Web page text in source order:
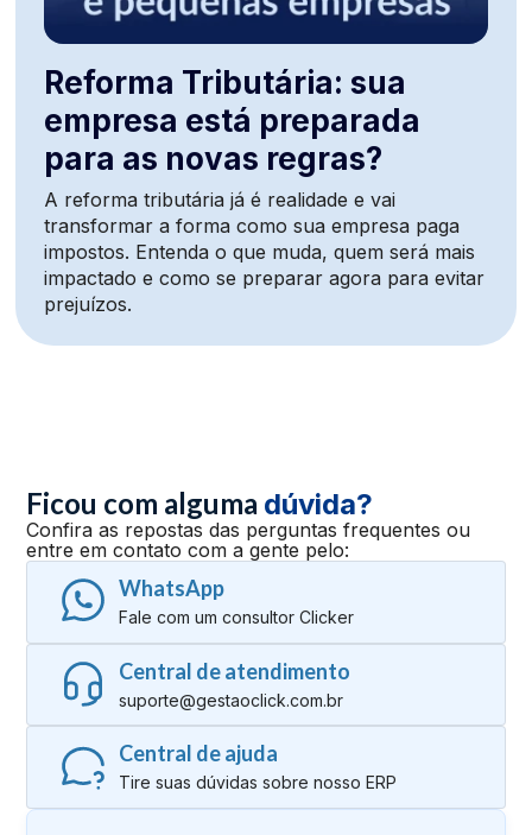
Reforma Tributária: sua
empresa está preparada
para as novas regras?
A reforma tributária já é realidade e vai
transformar a forma como sua empresa paga
impostos. Entenda o que muda, quem será mais
impactado e como se preparar agora para evitar
prejuízos.
Ficou com alguma dúvida?
Confira as repostas das perguntas frequentes ou
entre em contato com a gente pelo:
WhatsApp
Fale com um consultor Clicker
Central de atendimento
suporte@gestaoclick.com.br
Central de ajuda
Tire suas dúvidas sobre nosso ERP